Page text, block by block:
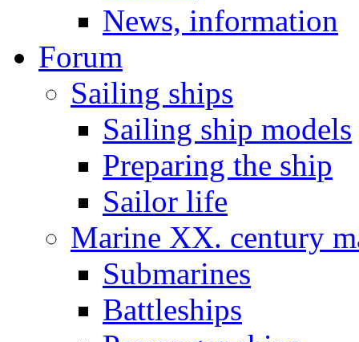
News, information
Forum
Sailing ships
Sailing ship models
Preparing the ship
Sailor life
Marine XX. century
Submarines
Battleships